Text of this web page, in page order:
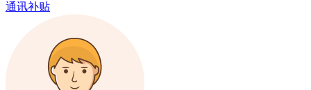
通讯补贴